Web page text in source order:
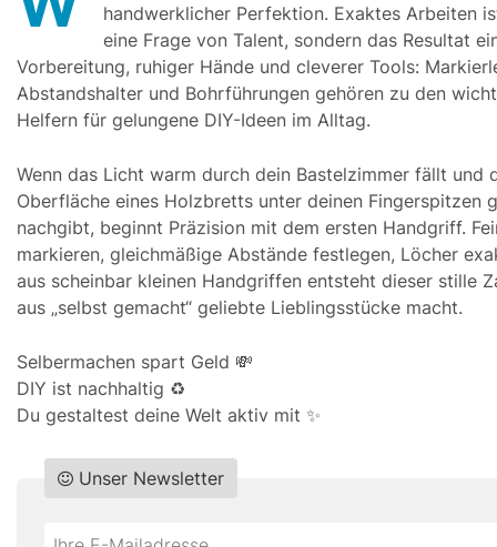
handwerklicher Perfektion. Exaktes Arbeiten
eine Frage von Talent, sondern das Resultat
Vorbereitung, ruhiger Hände und cleverer Tools:
Abstandshalter und Bohrführungen gehören zu den
Helfern für gelungene DIY-Ideen im Alltag.
Wenn das Licht warm durch dein Bastelzimmer fällt und
Oberfläche eines Holzbretts unter deinen Fingerspitzen
nachgibt, beginnt Präzision mit dem ersten Handgriff.
markieren, gleichmäßige Abstände festlegen, Löcher
aus scheinbar kleinen Handgriffen entsteht dieser stille
aus „selbst gemacht“ geliebte Lieblingsstücke macht.
Selbermachen spart Geld 💸
DIY ist nachhaltig ♻️
Du gestaltest deine Welt aktiv mit ✨
Do
Unser Newsletter
*Ihre